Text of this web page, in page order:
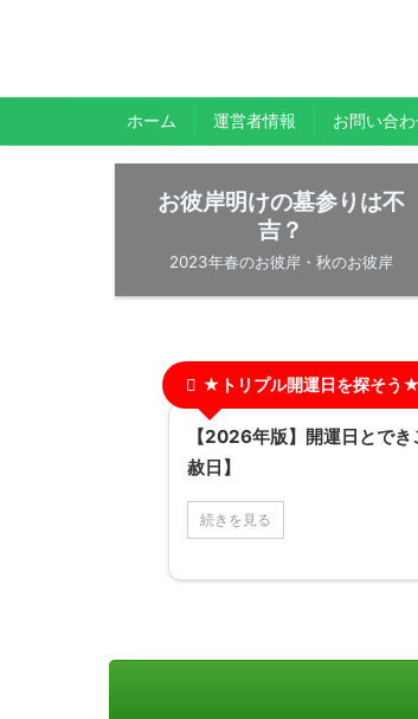
ホーム 運営者情報 お問い合
お彼岸明けの墓参りは不
吉？
2023年春のお彼岸・秋のお彼岸
★トリプル開運日を探そう★
【2026年版】開運日とで
赦日】
続きを見る